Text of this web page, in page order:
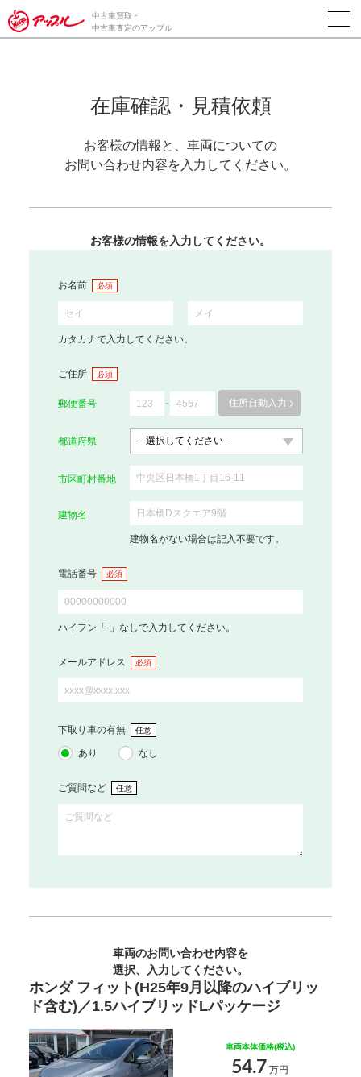
中古車買取・
中古車査定のアップル
在庫確認・見積依頼
お客様の情報と、車両についての
お問い合わせ内容を入力してください。
お客様の情報を入力してください。
お名前 必須
カタカナで入力してください。
ご住所 必須
郵便番号 住所自動入力
都道府県
市区町村番地
建物名
建物名がない場合は記入不要です。
電話番号 必須
ハイフン「-」なしで入力してください。
メールアドレス 必須
下取り車の有無 任意
あり なし
ご質問など 任意
車両のお問い合わせ内容を
選択、入力してください。
ホンダ フィット(H25年9月以降のハイブリッ
ド含む)／1.5ハイブリッドLパッケージ
車両本体価格(税込)
54.7 万円